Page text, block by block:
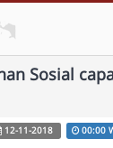
Sosial
12-11-2018 00:00